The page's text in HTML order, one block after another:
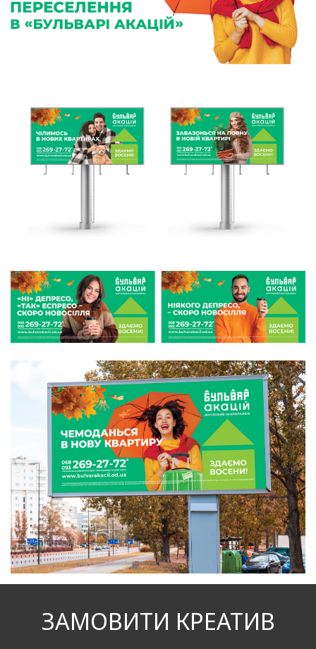
ЗАМОВИТИ КРЕАТИВ